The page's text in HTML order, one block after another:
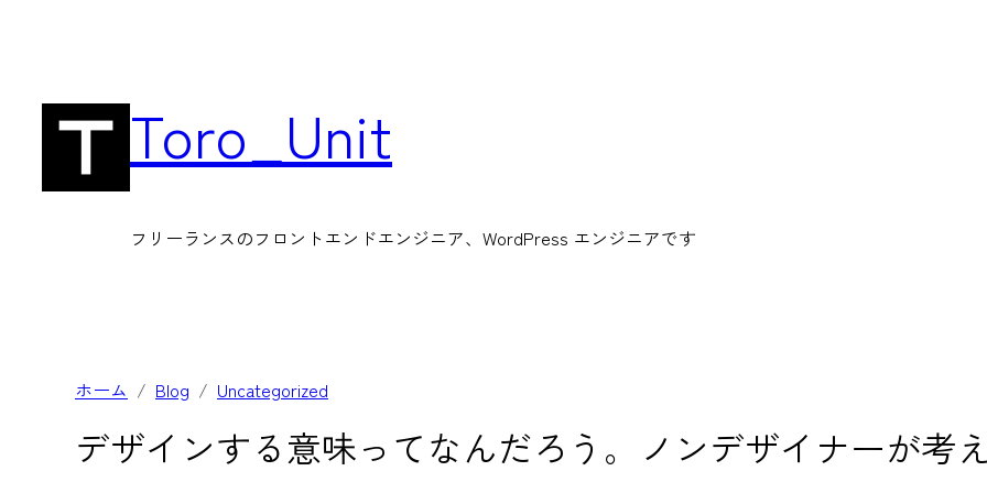
Toro_Unit
フリーランスのフロントエンドエンジニア、WordPress エンジニアです
ホーム Blog Uncategorized
デザインする意味ってなんだろう。ノンデザイナーが考え